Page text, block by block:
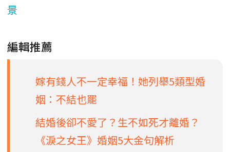
景
編輯推薦
嫁有錢人不一定幸福！她列舉5類型婚
姻：不結也罷
結婚後卻不愛了？生不如死才離婚？
《淚之女王》婚姻5大金句解析